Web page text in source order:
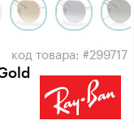
код товара: #299717